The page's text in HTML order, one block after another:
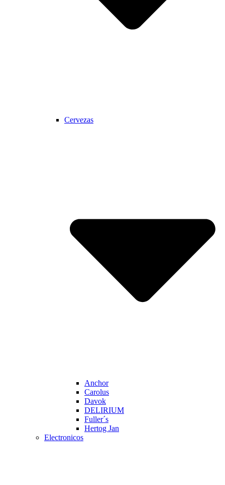
Cervezas
Anchor
Carolus
Davok
DELIRIUM
Fuller´s
Hertog Jan
Electronicos